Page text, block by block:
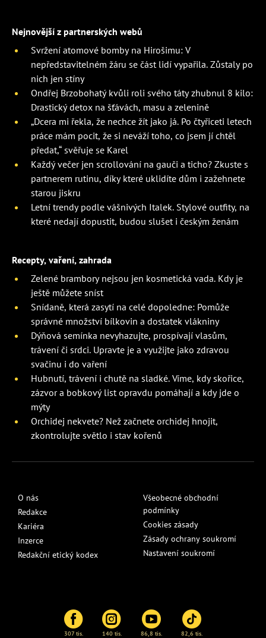
Nejnovější z partnerských webů
Svržení atomové bomby na Hirošimu: V
nepředstavitelném žáru se část lidí vypařila. Zůstaly po
nich jen stíny
Ondřej Brzobohatý kvůli roli svého táty zhubnul 8 kilo:
Drastický detox na šťávách, masu a zelenině
„Dcera mi řekla, že nechce žít jako já. Po čtyřiceti letech
práce mám pocit, že si neváží toho, co jsem jí chtěl
předat,“ svěřuje se Karel
Každý večer jen scrollování na gauči a ticho? Zkuste s
partnerem rutinu, díky které uklidíte dům i zažehnete
starou jiskru
Letní trendy podle vášnivých Italek. Stylové outfity, na
které nedají dopustit, budou slušet i českým ženám
Recepty, vaření, zahrada
Zelené brambory nejsou jen kosmetická vada. Kdy je
ještě můžete sníst
Snídaně, která zasytí na celé dopoledne: Pomůže
správné množství bílkovin a dostatek vlákniny
Dýňová semínka nevyhazujte, prospívají vlasům,
trávení či srdci. Upravte je a využijte jako zdravou
svačinu i do vaření
Hubnutí, trávení i chutě na sladké. Víme, kdy skořice,
zázvor a bobkový list opravdu pomáhají a kdy jde o
mýty
Orchidej nekvete? Než začnete orchidej hnojit,
zkontrolujte světlo i stav kořenů
O nás
Redakce
Kariéra
Inzerce
Redakční etický kodex
Všeobecné obchodní
podmínky
Cookies zásady
Zásady ochrany soukromí
Nastavení soukromí
307 tis. 140 tis. 86,8 tis. 82,6 tis.